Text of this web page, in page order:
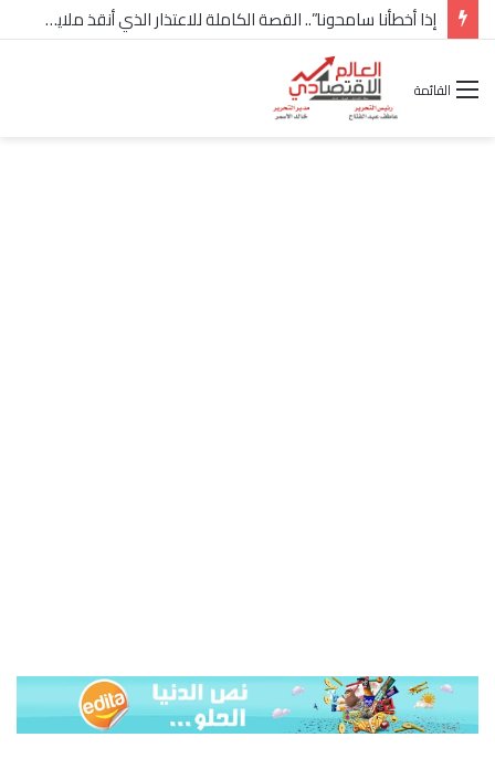
شركة “Scope Developments” تعلن تولي أحمد كمال عيسى منصب الرئيس التنفيذي للقطاع التجاري
القائمة